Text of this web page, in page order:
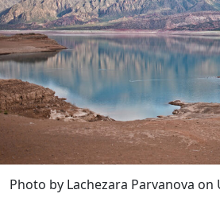
Photo by Lachezara Parvanova